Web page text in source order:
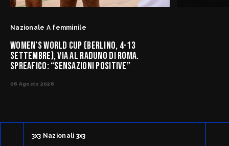
Nazionale A femminile
WOMEN’S WORLD CUP (BERLINO, 4-13
SETTEMBRE), VIA AL RADUNO DI ROMA.
SPREAFICO: “SENSAZIONI POSITIVE”
06 Agosto 2026
3x3 Nazionali 3x3